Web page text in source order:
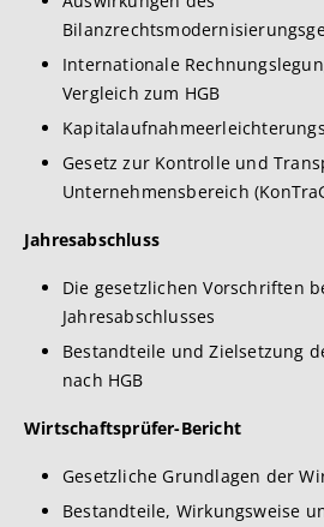
Internationale
Vergleich zum HGB
Gesetz zur Kontrolle und
Unternehmensbereich
Jahresabschluss
Die gesetzlichen Vorschriften
Jahresabschlusses
Bestandteile und Zielsetzung
nach HGB
Wirtschaftsprüfer-Bericht
Gesetzliche Grundlagen der
Bestandteile, Wirkungsweise